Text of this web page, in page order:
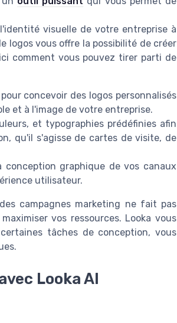
visuelle de votre entreprise à
logos vous offre la possibilité de créer
comment vous pouvez tirer parti de
concevoir des logos personnalisés
et à l'image de votre entreprise.
et typographies prédéfinies afin
qu'il s'agisse de cartes de visite, de
conception graphique de vos canaux
utilisateur.
campagnes marketing ne fait pas
vos ressources. Looka vous
tâches de conception, vous
Looka AI